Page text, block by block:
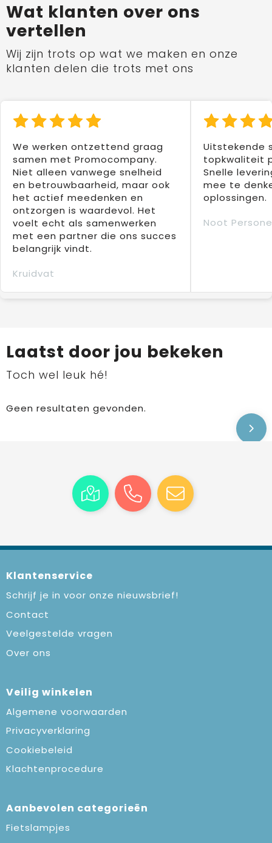
Wat klanten over ons
vertellen
Wij zijn trots op wat we maken en onze
klanten delen die trots met ons
We werken ontzettend graag
samen met Promocompany.
Niet alleen vanwege snelheid
en betrouwbaarheid, maar ook
het actief meedenken en
ontzorgen is waardevol. Het
voelt echt als samenwerken
met een partner die ons succes
belangrijk vindt.
Kruidvat
Uitstekende
topkwaliteit
Snelle
mee te
oplossingen.
Noot
Laatst door jou bekeken
Toch wel leuk hé!
Geen resultaten gevonden.
Klantenservice
Schrijf je in voor onze nieuwsbrief!
Contact
Veelgestelde vragen
Over ons
Veilig winkelen
Algemene voorwaarden
Privacyverklaring
Cookiebeleid
Klachtenprocedure
Aanbevolen categorieën
Fietslampjes